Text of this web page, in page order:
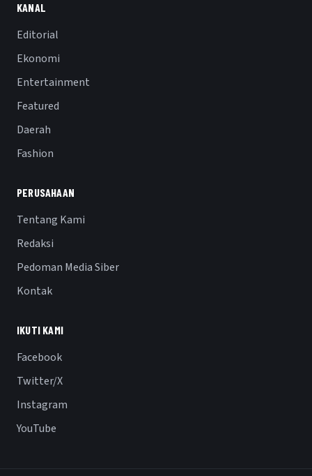
KANAL
Editorial
Ekonomi
Entertainment
Featured
Daerah
Fashion
PERUSAHAAN
Tentang Kami
Redaksi
Pedoman Media Siber
Kontak
IKUTI KAMI
Facebook
Twitter/X
Instagram
YouTube